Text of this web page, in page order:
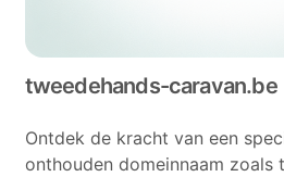
tweedehands-caravan.be
Ontdek de kracht van een
onthouden domeinnaam zoals